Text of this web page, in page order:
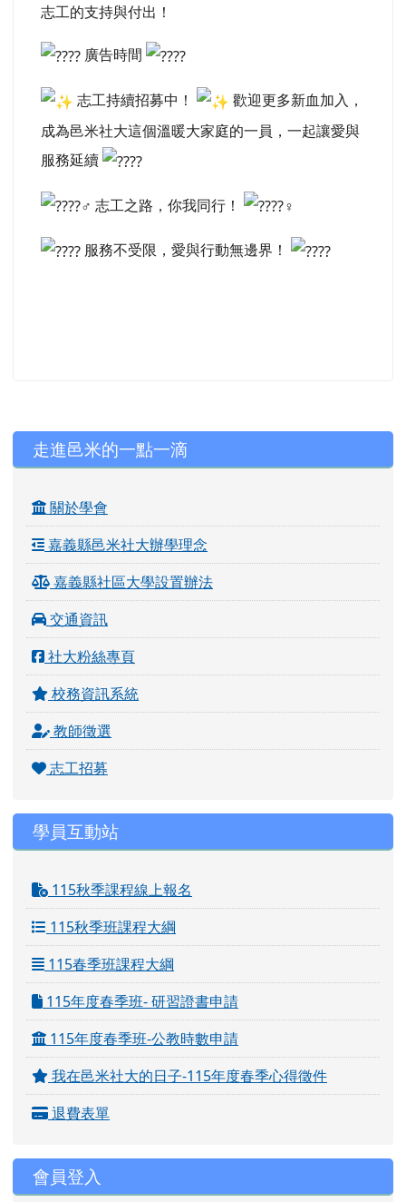
志工的支持與付出！
廣告時間
志工持續招募中！
歡迎更多新血加入，
成為邑米社大這個溫暖大家庭的一員，一起讓愛與
服務延續
志工之路，你我同行！
服務不受限，愛與行動無邊界！
左邊區域內容
走進邑米的一點一滴
關於學會
嘉義縣邑米社大辦學理念
嘉義縣社區大學設置辦法
交通資訊
社大粉絲專頁
校務資訊系統
教師徵選
志工招募
學員互動站
115秋季課程線上報名
115秋季班課程大綱
115春季班課程大綱
115年度春季班- 研習證書申請
115年度春季班-公教時數申請
我在邑米社大的日子-115年度春季心得徵件
退費表單
會員登入